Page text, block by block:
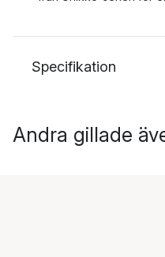
Specifikation
Andra gillade